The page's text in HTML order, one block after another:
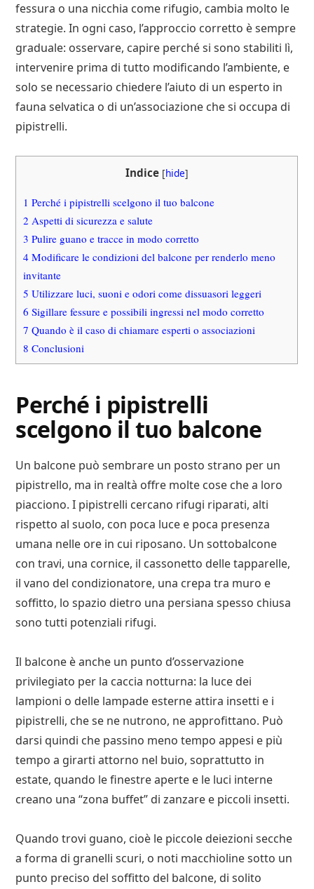
fessura o una nicchia come rifugio, cambia molto le
strategie. In ogni caso, l’approccio corretto è sempre
graduale: osservare, capire perché si sono stabiliti lì,
intervenire prima di tutto modificando l’ambiente, e
solo se necessario chiedere l’aiuto di un esperto in
fauna selvatica o di un’associazione che si occupa di
pipistrelli.
Indice [hide]
1 Perché i pipistrelli scelgono il tuo balcone
2 Aspetti di sicurezza e salute
3 Pulire guano e tracce in modo corretto
4 Modificare le condizioni del balcone per renderlo meno
invitante
5 Utilizzare luci, suoni e odori come dissuasori leggeri
6 Sigillare fessure e possibili ingressi nel modo corretto
7 Quando è il caso di chiamare esperti o associazioni
8 Conclusioni
Perché i pipistrelli
scelgono il tuo balcone
Un balcone può sembrare un posto strano per un
pipistrello, ma in realtà offre molte cose che a loro
piacciono. I pipistrelli cercano rifugi riparati, alti
rispetto al suolo, con poca luce e poca presenza
umana nelle ore in cui riposano. Un sottobalcone
con travi, una cornice, il cassonetto delle tapparelle,
il vano del condizionatore, una crepa tra muro e
soffitto, lo spazio dietro una persiana spesso chiusa
sono tutti potenziali rifugi.
Il balcone è anche un punto d’osservazione
privilegiato per la caccia notturna: la luce dei
lampioni o delle lampade esterne attira insetti e i
pipistrelli, che se ne nutrono, ne approfittano. Può
darsi quindi che passino meno tempo appesi e più
tempo a girarti attorno nel buio, soprattutto in
estate, quando le finestre aperte e le luci interne
creano una “zona buffet” di zanzare e piccoli insetti.
Quando trovi guano, cioè le piccole deiezioni secche
a forma di granelli scuri, o noti macchioline sotto un
punto preciso del soffitto del balcone, di solito